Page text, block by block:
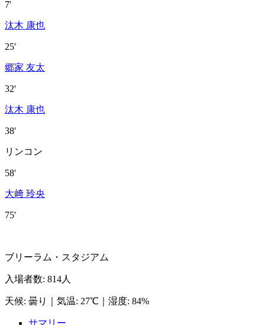
7'
汰木 康也
25'
郷家 友太
32'
汰木 康也
38'
リンコン
58'
大﨑 玲央
75'
ブリーラム・スタジアム
入場者数: 814人
天候: 曇り 気温: 27℃ 湿度: 84%
サマリー